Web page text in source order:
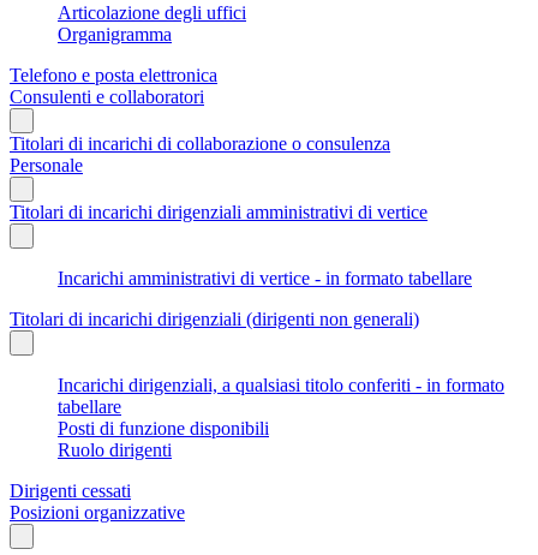
Articolazione degli uffici
Organigramma
Telefono e posta elettronica
Consulenti e collaboratori
Titolari di incarichi di collaborazione o consulenza
Personale
Titolari di incarichi dirigenziali amministrativi di vertice
Incarichi amministrativi di vertice - in formato tabellare
Titolari di incarichi dirigenziali (dirigenti non generali)
Incarichi dirigenziali, a qualsiasi titolo conferiti - in formato
tabellare
Posti di funzione disponibili
Ruolo dirigenti
Dirigenti cessati
Posizioni organizzative